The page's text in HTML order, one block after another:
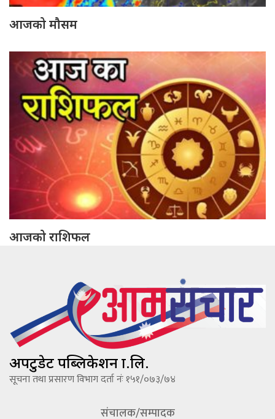
आजको मौसम
आजको राशिफल
अपटुडेट पब्लिकेशन प्रा.लि.
सूचना तथा प्रसारण विभाग दर्ता नंः १५१/०७३/७४
संचालक/सम्पादक